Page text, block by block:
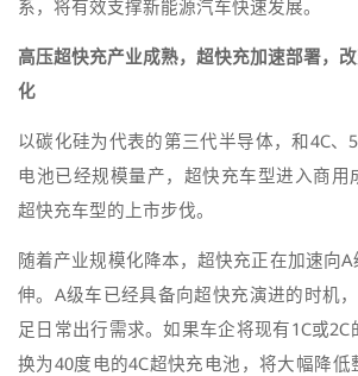
系，将有效支撑新能源汽车快速发展。
高压超快充产业成熟，超快充加速部署，
化
以碳化硅为代表的第三代半导体，和4C、
电池已经规模量产，超快充车型进入商用
超快充车型的上市步伐。
随着产业规模化降本，超快充正在加速向
伸。A级车已经具备向超快充演进的时机
足日常出行需求。如果车企将现有1C或
换为40度电的4C超快充电池，将大幅降